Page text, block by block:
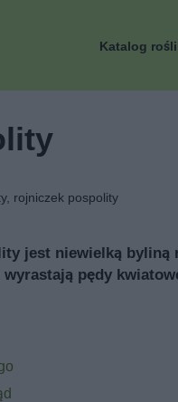
Katalog
rojniczek pospolity
jest niewielką byliną
pędy